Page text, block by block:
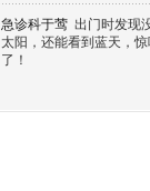
急诊科于莺 出门时发现
太阳，还能看到蓝天，
了！